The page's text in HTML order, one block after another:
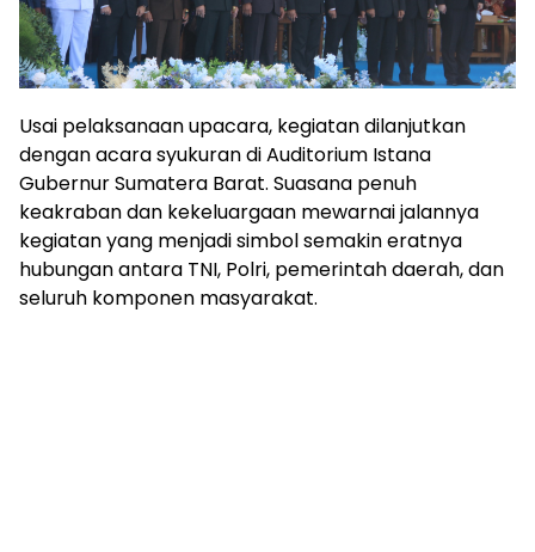
Usai pelaksanaan upacara, kegiatan dilanjutkan
dengan acara syukuran di Auditorium Istana
Gubernur Sumatera Barat. Suasana penuh
keakraban dan kekeluargaan mewarnai jalannya
kegiatan yang menjadi simbol semakin eratnya
hubungan antara TNI, Polri, pemerintah daerah, dan
seluruh komponen masyarakat.